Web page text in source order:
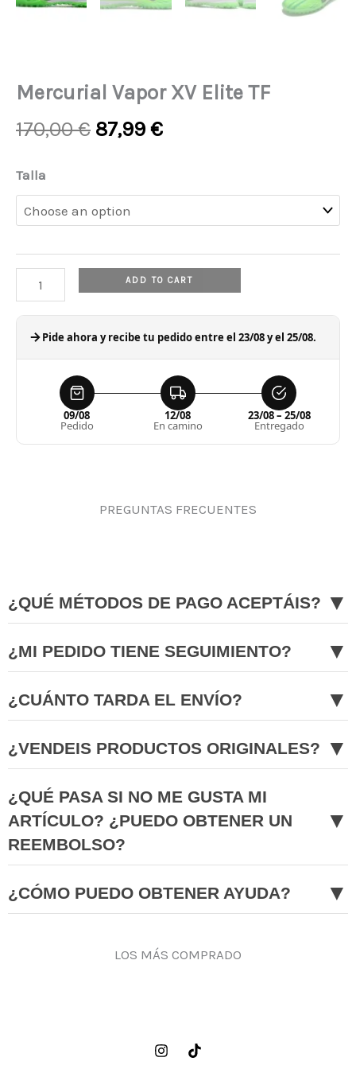
Mercurial Vapor XV Elite TF
170,00€ Original
170,00 €.
87,99 €Current
87,99 €.
Talla
Mercurial
Vapor
XV
TF
quantity
ADD TO CART
Pide ahora y recibe tu pedido entre el 23/08 y el 25/08.
09/08
Pedido
12/08
En camino
23/08 – 25/08
Entregado
PREGUNTAS FRECUENTES
¿QUÉ MÉTODOS DE PAGO ACEPTÁIS? ▼
¿MI PEDIDO TIENE SEGUIMIENTO? ▼
¿CUÁNTO TARDA EL ENVÍO? ▼
¿VENDEIS PRODUCTOS ORIGINALES? ▼
¿QUÉ PASA SI NO ME GUSTA MI
ARTÍCULO? ¿PUEDO OBTENER UN
REEMBOLSO?
▼
¿CÓMO PUEDO OBTENER AYUDA? ▼
LOS MÁS COMPRADO